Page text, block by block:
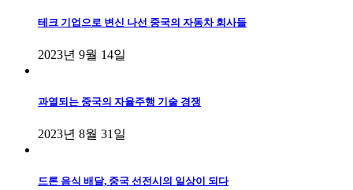
테크 기업으로 변신 나선 중국의 자동차 회사들
2023년 9월 14일
과열되는 중국의 자율주행 기술 경쟁
2023년 8월 31일
드론 음식 배달, 중국 선전시의 일상이 되다